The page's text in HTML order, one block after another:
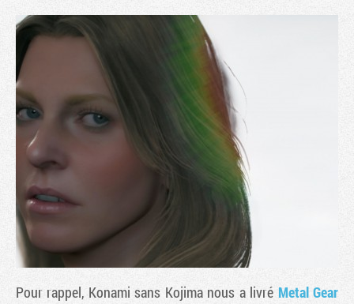
Pour rappel, Konami sans Kojima nous a livré Metal Gear